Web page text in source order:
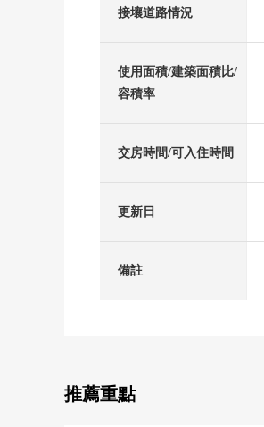
接壤道路情況
使用面積/建築面積比/
容積率
交房時間/可入住時間
更新日
備註
推薦重點